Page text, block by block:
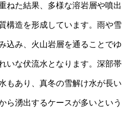
ねた結果、多様な溶岩層や噴出
構造を形成しています。雨や雪
込み、火山岩層を通ることでゆ
いな伏流水となります。深部帯
もあり、真冬の雪解け水が長い
ら湧出するケースが多いという